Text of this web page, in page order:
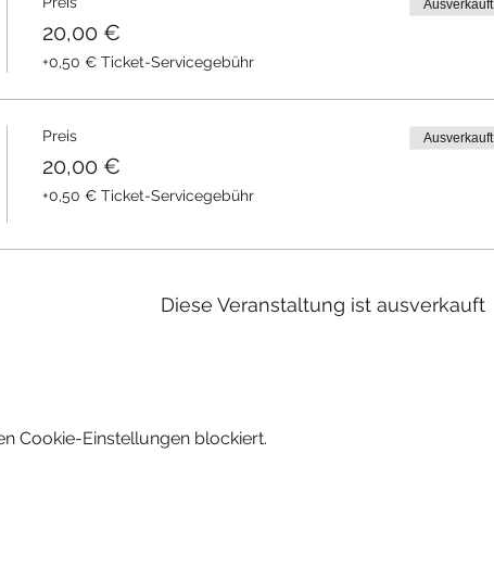
20,00 €
+0,50 € Ticket-Servicegebühr
Ausverkauft
Preis
20,00 €
+0,50 € Ticket-Servicegebühr
Ausverkauft
Diese Veranstaltung ist ausverkauft
Cookie-Einstellungen blockiert.